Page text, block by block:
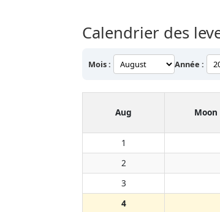
Calendrier des
Mois : Année :
Aug Moon
1
2
3
4